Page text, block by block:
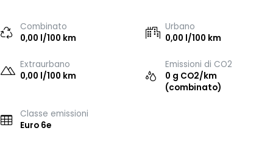
Combinato
0,00 l/100 km
Urbano
0,00 l/100 km
Extraurbano
0,00 l/100 km
Emissioni di CO2
0 g CO2/km
(combinato)
Classe emissioni
Euro 6e